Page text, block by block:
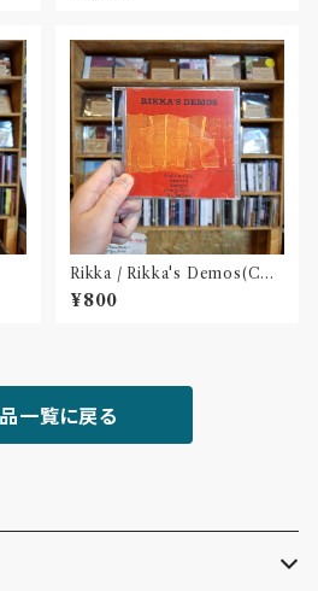
Rikka / Rikka's Demos(CD-
R)
¥800
一覧に戻る